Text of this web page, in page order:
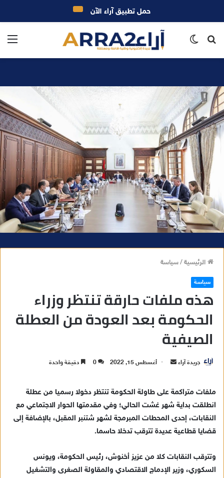
بحث
الرئيسية/سياسة
سياسة
هذه ملفات حارقة تنتظر وزراء
الحكومة بعد العودة من العطلة
الصيفية
جريدة آراء
ر
ي
ا
إ
أغسطس 15, 2022 0 دقيقة واحدة
ملفات متراكمة على طاولة الحكومة تنتظر دخولا رسميا من عطلة
انطلقت بداية شهر غشت الحالي؛ وفي مقدمتها الحوار الاجتماعي مع
النقابات، إحدى المحطات المبرمجة لشهر شتنبر المقبل، بالإضافة إلى
قضايا قطاعية عديدة تترقب تدخلا حاسما.
وتترقب النقابات كلا من عزيز أخنوش، رئيس الحكومة، ويونس
السكوري، وزير الإدماج الاقتصادي والمقاولة الصغرى والتشغيل
حمل تطبيق آراء الآن